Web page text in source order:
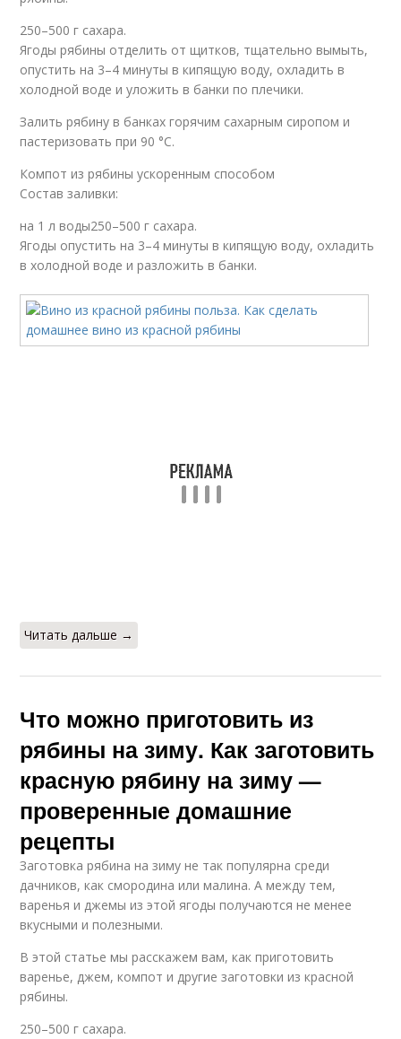
250–500 г сахара.
Ягоды рябины отделить от щитков, тщательно вымыть,
опустить на 3–4 минуты в кипящую воду, охладить в
холодной воде и уложить в банки по плечики.
Залить рябину в банках горячим сахарным сиропом и
пастеризовать при 90 °C.
Компот из рябины ускоренным способом
Состав заливки:
на 1 л воды250–500 г сахара.
Ягоды опустить на 3–4 минуты в кипящую воду, охладить
в холодной воде и разложить в банки.
Читать дальше →
Что можно приготовить из
рябины на зиму. Как заготовить
красную рябину на зиму —
проверенные домашние
рецепты
Заготовка рябина на зиму не так популярна среди
дачников, как смородина или малина. А между тем,
варенья и джемы из этой ягоды получаются не менее
вкусными и полезными.
В этой статье мы расскажем вам, как приготовить
варенье, джем, компот и другие заготовки из красной
рябины.
250–500 г сахара.